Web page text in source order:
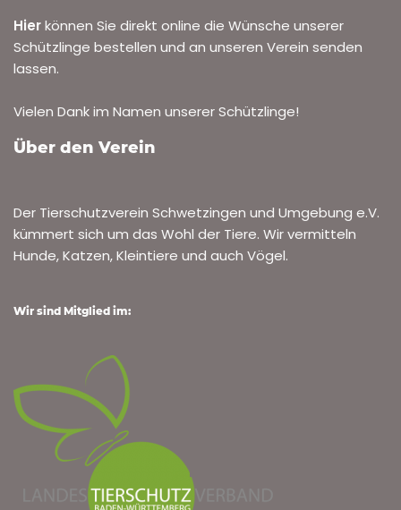
Hierkönnen Sie direkt online die Wünsche unserer
Schützlinge bestellen und an unseren Verein senden
lassen.
Vielen Dank im Namen unserer Schützlinge!
Über den Verein
Der Tierschutzverein Schwetzingen und Umgebung e.V.
kümmert sich um das Wohl der Tiere. Wir vermitteln
Hunde, Katzen, Kleintiere und auch Vögel.
Wir sind Mitglied im: